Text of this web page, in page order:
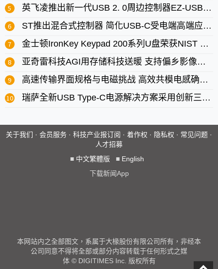
英飞凌推出新一代USB 2. 0周边控制器EZ-USB FX2G3
ST推出混合式控制器 简化USB-C受电端高端应用导入流程
金士顿IronKey Keypad 200系列U盘荣获NIST FIPS 140-3 Level 3认证
亚奇雷科技AGI用存储科技送暖 支持偏乡影像创作者与儿少教育需求
高速传输界面规格与电磁挑战 高效共模电感确保信号与系统
瑞萨全新USB Type-C电源解决方案采用创新三级拓扑 提升效能并缩小系统尺寸
关于我们 · 会员服务 · 科技产业报订阅 · 着作权 · 隐私权 · 常见问题 ·
人才招募
■ 中文繁體版 ■ English
下载新闻App
本网站内之全部图文，系属于大椽股份有限公司所有，非经本
公司同意不得将全部或部分内容转载于任何形式之媒
体 © DIGITIMES Inc. 版权所有